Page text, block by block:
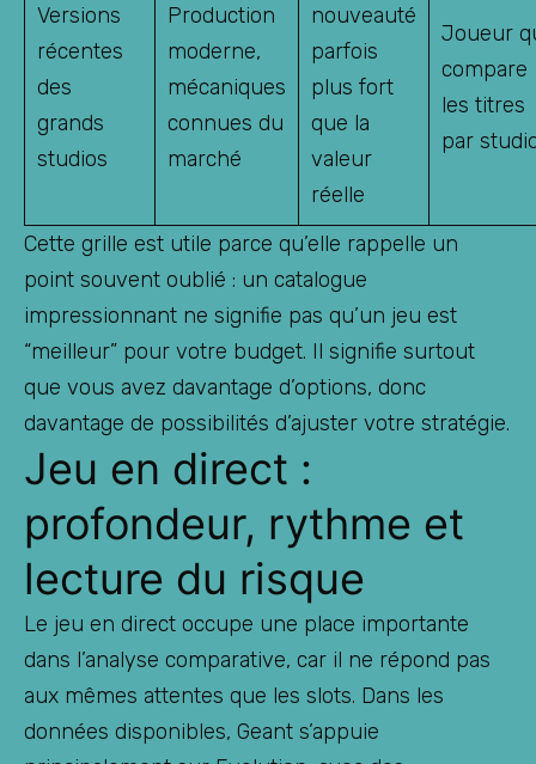
Versions
récentes
des
grands
studios
Production
moderne,
mécaniques
connues du
marché
nouveauté
parfois
plus fort
que la
valeur
réelle
Joueur
compare
les titres
par
Cette grille est utile parce qu’elle rappelle un
point souvent oublié : un catalogue
impressionnant ne signifie pas qu’un jeu est
“meilleur” pour votre budget. Il signifie surtout
que vous avez davantage d’options, donc
davantage de possibilités d’ajuster votre stratégie.
Jeu en direct :
profondeur, rythme et
lecture du risque
Le jeu en direct occupe une place importante
dans l’analyse comparative, car il ne répond pas
aux mêmes attentes que les slots. Dans les
données disponibles, Geant s’appuie